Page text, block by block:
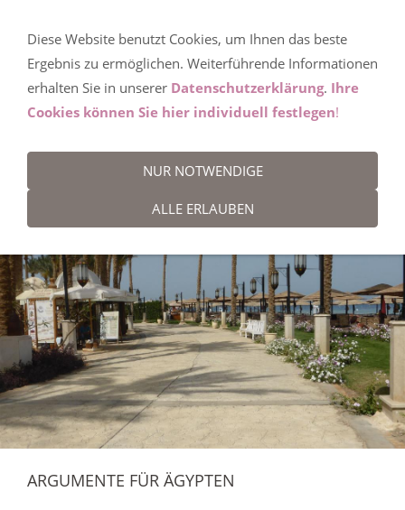
Ägypten
ARGUMENTE FÜR ÄGYPTEN
Diese Website benutzt Cookies, um Ihnen das beste
Ergebnis zu ermöglichen. Weiterführende Informationen
erhalten Sie in unserer Datenschutzerklärung. Ihre
Cookies können Sie hier individuell festlegen!
NUR NOTWENDIGE
ALLE ERLAUBEN